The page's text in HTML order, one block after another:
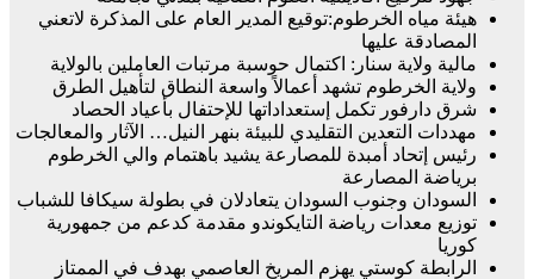
هيئة مياه الخرطوم:توقيع المدير العام على المذكرة لاتعني
المصادقة عليها
مالية ولاية سنار: اكتمال حوسبة مرتبات العاملين بالولاية
ولاية الخرطوم تشهد أعمالاً واسعة النطاق لتأهيل الطرق
شرق دارفور تكمل إستعداداتها للإحتفال بأعياد الحصاد
مهددات التعدين التقليدي للبيئة بنهر النيل… الآثار والمعالجات
رئيس إتحاد أمبدة للمصارعة يشيد باهتمام والي الخرطوم
برياضة المصارعة
السودان وجنوب السودان يتعادلان في بطولة سيكافا للشباب
توزيع معدات رياضة التايكوندو مقدمة كدعم من جمهورية
كوريا
الرابطة كوستي يهزم المريخ العاصمي بهدف في الممتاز